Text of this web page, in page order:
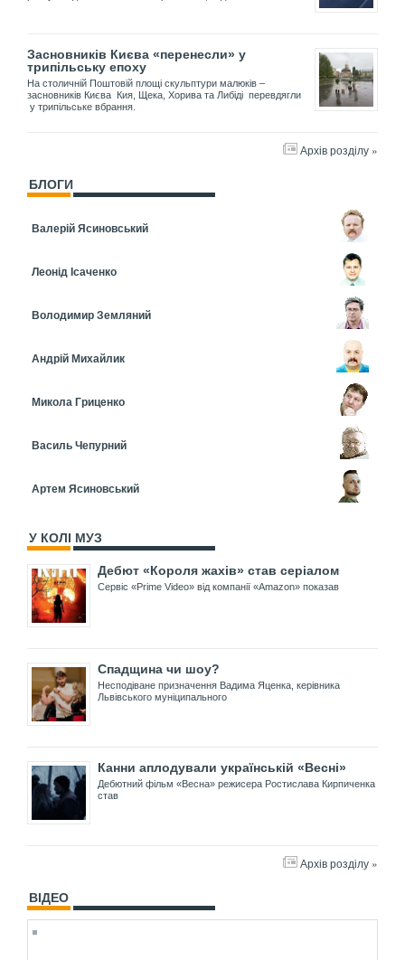
Засновників Києва «перенесли» у
трипільську епоху
На столичній Поштовій площі скульптури малюків –
засновників Києва Кия, Щека, Хорива та Либіді перевдягли
у трипільське вбрання.
Архів розділу »
БЛОГИ
Валерій Ясиновський
Леонід Ісаченко
Володимир Земляний
Андрій Михайлик
Микола Гриценко
Василь Чепурний
Артем Ясиновський
У КОЛІ МУЗ
Дебют «Короля жахів» став серіалом
Сервіс «Prime Video» від компанії «Amazon» показав
Спадщина чи шоу?
Несподіване призначення Вадима Яценка, керівника
Львівського муніципального
Канни аплодували українській «Весні»
Дебютний фільм «Весна» режисера Ростислава Кирпиченка
став
Архів розділу »
ВІДЕО